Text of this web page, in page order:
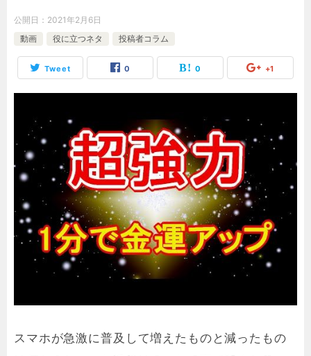
公開日： 2021年2月6日
動画
役に立つネタ 投稿者コラム
Tweet 0 0 +1
スマホが急激に普及して増えたものと減ったもの